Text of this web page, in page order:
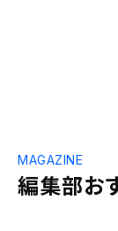
編集部お
MAGAZINE